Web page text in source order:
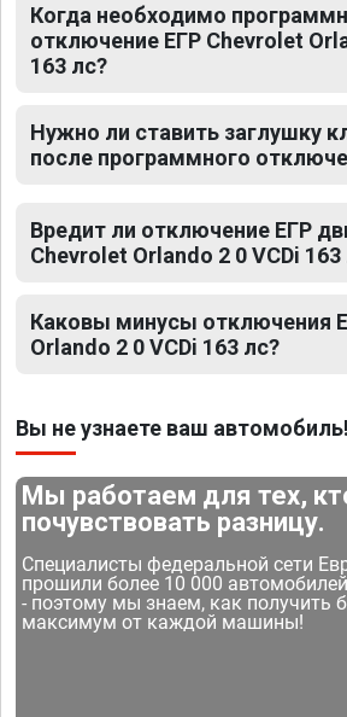
Когда необходимо
отключение ЕГР Chevrolet
163 лс?
Нужно ли ставить заглушку
после программного
Вредит ли отключение ЕГР
Chevrolet Orlando 2 0 VCDi 163
Каковы минусы отключения
Orlando 2 0 VCDi 163 лс?
Вы не узнаете ваш автомобиль!
Мы работаем для тех,
почувствовать разницу.
Специалисты федеральной сети
прошили более 10 000
- поэтому мы знаем, как получить
максимум от каждой машины!